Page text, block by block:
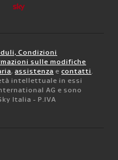
Condizioni
sulle modifiche
, assistenza e contatti.
intellettuale in essi
AG e sono
Italia - P.IVA